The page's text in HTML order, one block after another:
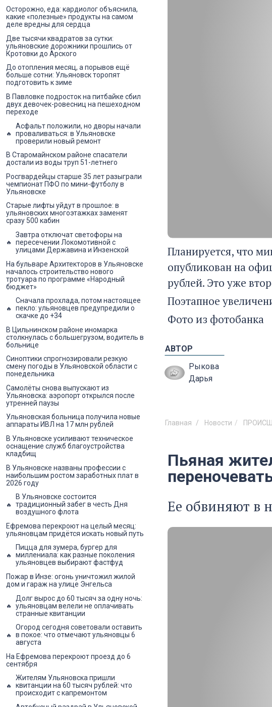
Планируется, что
опубликован на
рублей. Это уже
Поэтапное
Фото из фотобанка
АВТОР
Рыкова
Дарья
Главная Новости
Пьяная
Ее обвиняют в
Осторожно, еда: кардиолог объяснила,
какие «полезные» продукты на самом
деле вредны для сердца
Две тысячи квадратов за сутки:
ульяновские дорожники прошлись от
Кротовки до Арского
До отопления месяц, а порывов ещё
больше сотни: Ульяновск торопят
подготовить к зиме
В Павловке подросток на питбайке сбил
двух девочек-ровесниц на пешеходном
переходе
Асфальт положили, но дворы начали
проваливаться: в Ульяновске
проверили новый ремонт
В Старомайнском районе спасатели
достали из воды труп 51-летнего
Росгвардейцы старше 35 лет разыграли
чемпионат ПФО по мини-футболу в
Ульяновске
Старые лифты уйдут в прошлое: в
ульяновских многоэтажках заменят
сразу 500 кабин
Завтра отключат светофоры на
пересечении Локомотивной с
улицами Державина и Инзенской
На бульваре Архитекторов в Ульяновске
началось строительство нового
тротуара по программе «Народный
бюджет»
Сначала прохлада, потом настоящее
пекло: ульяновцев предупредили о
скачке до +34
В Цильнинском районе иномарка
столкнулась с большегрузом, водитель в
больнице
Синоптики спрогнозировали резкую
смену погоды в Ульяновской области с
понедельника
Самолёты снова выпускают из
Ульяновска: аэропорт открылся после
утренней паузы
Ульяновская больница получила новые
аппараты ИВЛ на 17 млн рублей
В Ульяновске усиливают техническое
оснащение служб благоустройства
кладбищ
В Ульяновске названы профессии с
наибольшим ростом заработных плат в
2026 году
В Ульяновске состоится
традиционный забег в честь Дня
воздушного флота
Ефремова перекроют на целый месяц:
ульяновцам придётся искать новый путь
Пицца для зумера, бургер для
миллениала: как разные поколения
ульяновцев выбирают фастфуд
Пожар в Инзе: огонь уничтожил жилой
дом и гараж на улице Энгельса
Долг вырос до 60 тысяч за одну ночь:
ульяновцам велели не оплачивать
странные квитанции
Огород сегодня советовали оставить
в покое: что отмечают ульяновцы 6
августа
На Ефремова перекроют проезд до 6
сентября
Жителям Ульяновска пришли
квитанции на 60 тысяч рублей: что
происходит с капремонтом